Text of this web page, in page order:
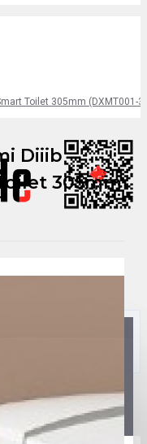
Toilet 305mm (DXMT001-
Diiib
305mm